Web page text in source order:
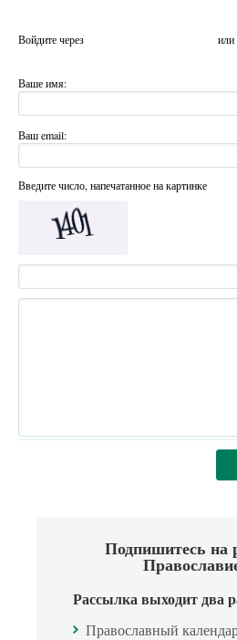
Войдите через или
Ваше имя:
Ваш email:
Введите число, напечатанное на картинке
Подпишитесь на
Рассылка выходит два
Православный